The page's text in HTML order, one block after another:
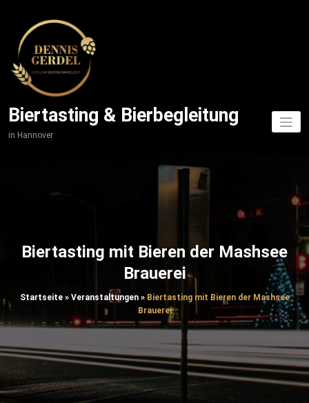
springen
Biertasting & Bierbegleitung
in Hannover
Biertasting mit Bieren der Mashsee
Brauerei
Startseite» Veranstaltungen» Biertasting mit Bieren der Mashsee
Brauerei